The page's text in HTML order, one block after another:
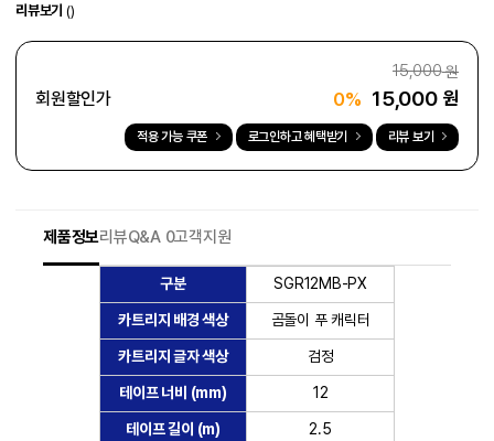
리뷰보기 ()
15,000원
회원할인가 0% 15,000 원
적용 가능 쿠폰 로그인하고 혜택받기 리뷰 보기
제품정보리뷰Q&A 0고객지원
구분 SGR12MB-PX
카트리지 배경 색상 곰돌이 푸 캐릭터
카트리지 글자 색상 검정
테이프 너비 (mm) 12
테이프 길이 (m) 2.5